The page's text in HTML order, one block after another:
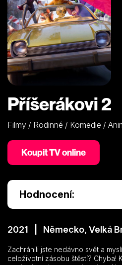
Příšerákovi 2
Filmy / Rodinné / Komedie /
Koupit TV online
Hodnocení:
2021 | Německo, Velká
Zachránili jste nedávno svět a
celoživotní zásobu štěstí? Chyba!